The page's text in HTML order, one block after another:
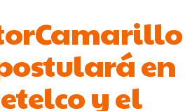
en
y el